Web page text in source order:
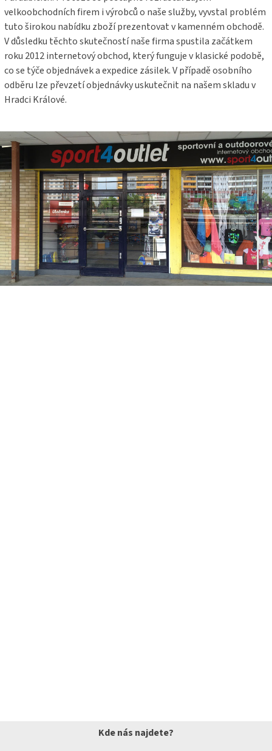
velkoobchodních firem i výrobců o naše služby, vyvstal problém
tuto širokou nabídku zboží prezentovat v kamenném obchodě.
V důsledku těchto skutečností naše firma spustila začátkem
roku 2012 internetový obchod, který funguje v klasické podobě,
co se týče objednávek a expedice zásilek. V případě osobního
odběru lze převzetí objednávky uskutečnit na našem skladu v
Hradci Králové.
Kde nás najdete?